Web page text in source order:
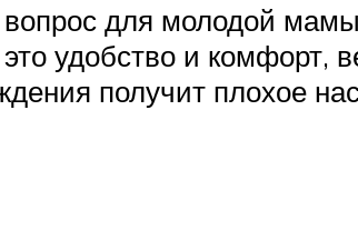
для молодой
удобство и комфорт,
получит плохое